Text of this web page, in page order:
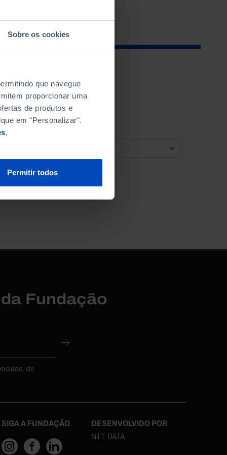
Sobre os cookies
que navegue
proporcionar uma
de produtos e
em "Personalizar".
.
Permitir todos
ORDENAR POR
Fundação
de
SIGA A FUNDAÇÃO DESENVOLVIDO POR
NTT DATA